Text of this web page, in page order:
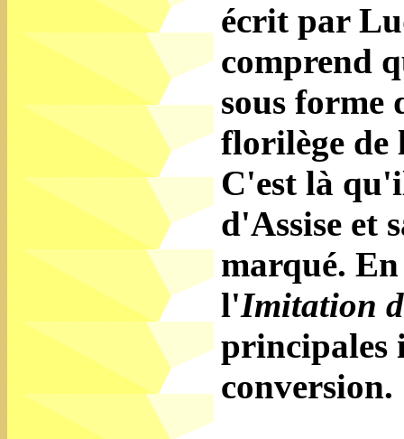
écrit par
comprend
sous forme
florilège de
C'est là
d'Assise et
marqué.
l'Imitation
principales
conversion.